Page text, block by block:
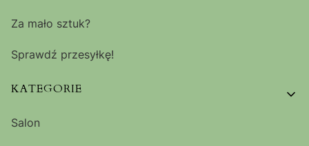
Za mało sztuk?
Sprawdź przesyłkę!
KATEGORIE
Salon